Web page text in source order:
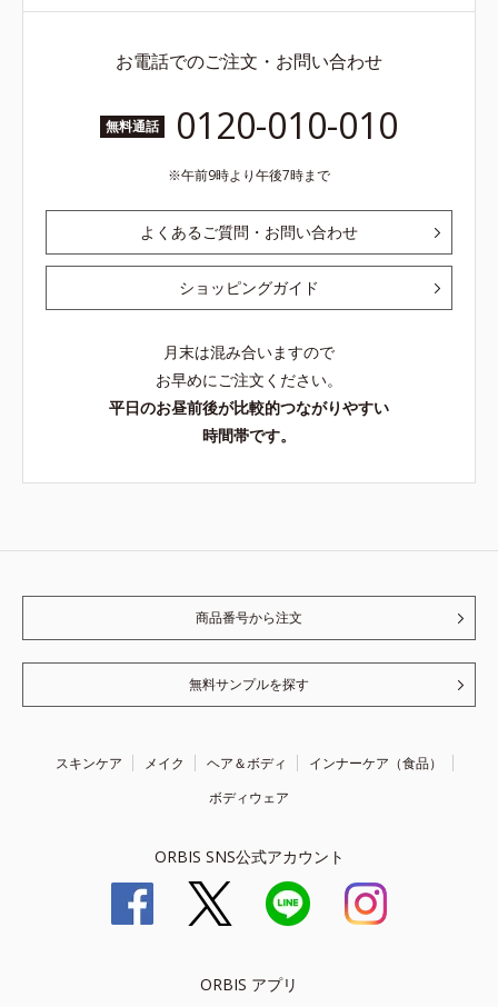
お電話でのご注文・お問い合わせ
無料通話 0120-010-010
午前9時より午後7時まで
よくあるご質問・お問い合わせ
ショッピングガイド
月末は混み合いますので
お早めにご注文ください。
平日のお昼前後が比較的つながりやすい
時間帯です。
商品番号から注文
無料サンプルを探す
スキンケア メイク ヘア＆ボディ
インナーケア（食品）
ボディウェア
ORBIS SNS公式アカウント
ORBIS アプリ